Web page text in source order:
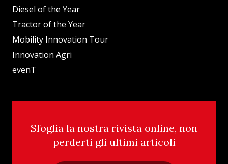
Diesel of the Year
Tractor of the Year
Mobility Innovation Tour
Innovation Agri
evenT
Sfoglia la nostra rivista online, non
perderti gli ultimi articoli